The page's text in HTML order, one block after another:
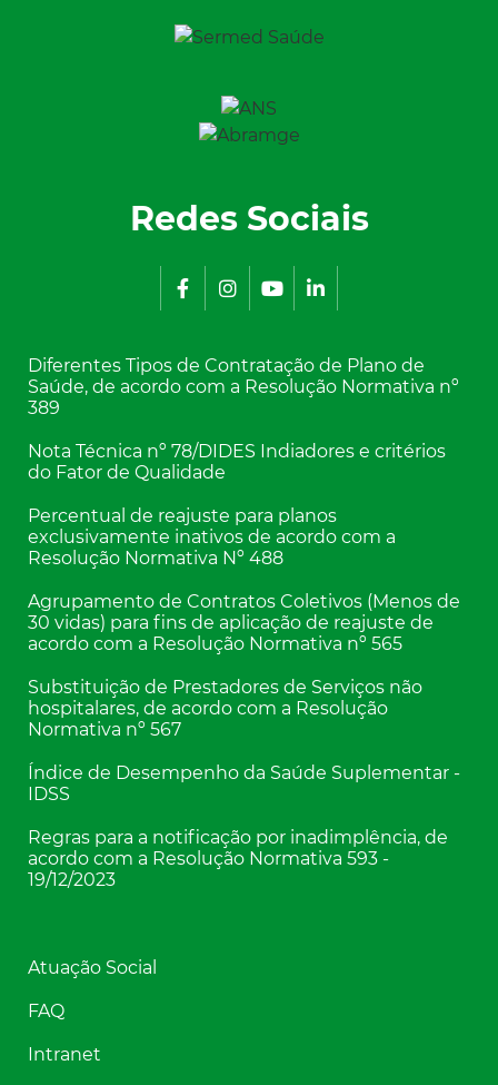
Redes Sociais
Diferentes Tipos de Contratação de Plano de
Saúde, de acordo com a Resolução Normativa nº
389
Nota Técnica nº 78/DIDES Indiadores e critérios
do Fator de Qualidade
Percentual de reajuste para planos
exclusivamente inativos de acordo com a
Resolução Normativa Nº 488
Agrupamento de Contratos Coletivos (Menos de
30 vidas) para fins de aplicação de reajuste de
acordo com a Resolução Normativa nº 565
Substituição de Prestadores de Serviços não
hospitalares, de acordo com a Resolução
Normativa nº 567
Índice de Desempenho da Saúde Suplementar -
IDSS
Regras para a notificação por inadimplência, de
acordo com a Resolução Normativa 593 -
19/12/2023
Atuação Social
FAQ
Intranet